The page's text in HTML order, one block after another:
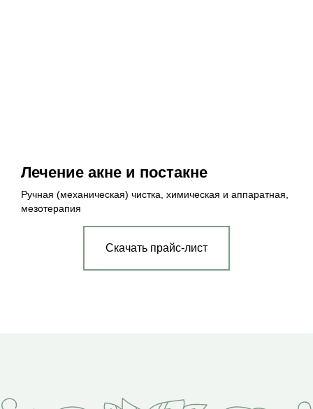
Лечение акне и постакне
Ручная (механическая) чистка, химическая и аппаратная,
мезотерапия
Скачать прайс-лист